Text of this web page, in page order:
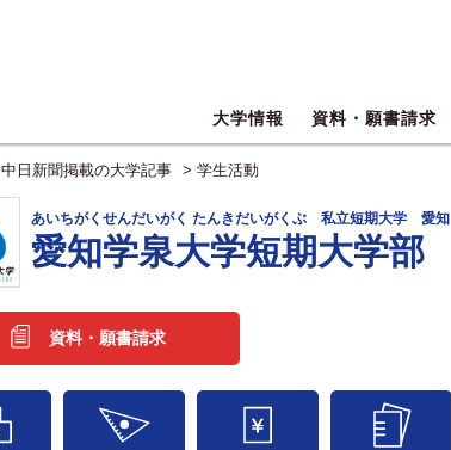
大学情報 資料・願書請求
中日新聞掲載の大学記事 > 学生活動
あいちがくせんだいがく たんきだいがくぶ 私立短期大学 愛知
愛知学泉大学短期大学部
資料・願書請求